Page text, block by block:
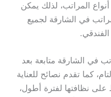
المراتب، لذلك يمكن
في الشارقة لجميع
في الشارقة متابعة بعد
كما تقدم نصائح للعناية
على نظافتها لفترة أطول،